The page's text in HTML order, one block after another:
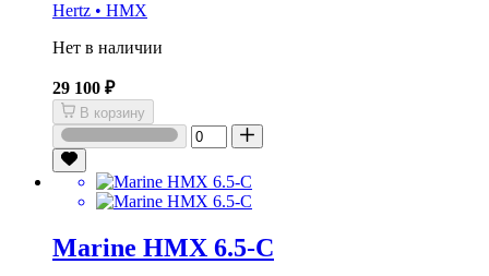
Hertz • HMX
Нет в наличии
29 100 ₽
В корзину
Marine HMX 6.5-C